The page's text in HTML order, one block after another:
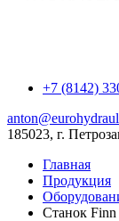
+7 (8142)
185023, г.
Главная
Продукция
Станок